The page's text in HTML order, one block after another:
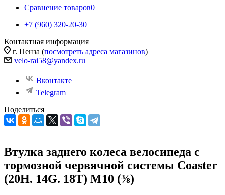
Сравнение товаров0
+7 (960) 320-20-30
Контактная информация
г. Пенза (посмотреть адреса магазинов)
velo-rai58@yandex.ru
Вконтакте
Telegram
Поделиться
Втулка заднего колеса велосипеда с
тормозной червячной системы Coaster
(20Н. 14G. 18T) М10 (⅜)